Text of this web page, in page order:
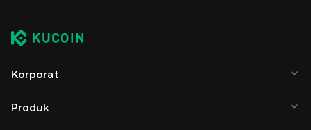
Korporat
Produk